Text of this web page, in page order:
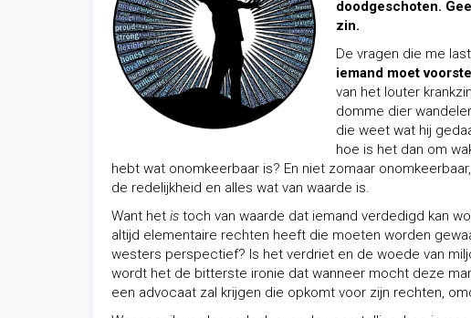
doodgeschoten.
zin.
De vragen die me
iemand moet
van het louter
domme dier
die weet wat hij
hoe is het dan om
hebt wat onomkeerbaar is? En niet zomaar
de redelijkheid en alles wat van waarde is.
Want het is toch van waarde dat iemand verdedigd kan
altijd elementaire rechten heeft die moeten worden
westers perspectief? Is het verdriet en de woede van
wordt het de bitterste ironie dat wanneer mocht deze
een advocaat zal krijgen die opkomt voor zijn rechten,